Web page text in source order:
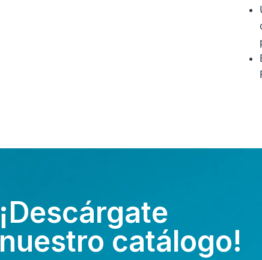
¡Descárgate
nuestro catálogo!